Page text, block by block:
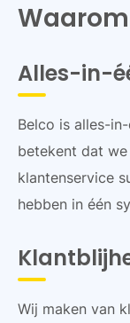
Alles-in-
Belco is alles-
betekent dat
klantenservice
hebben in één
Wij maken van